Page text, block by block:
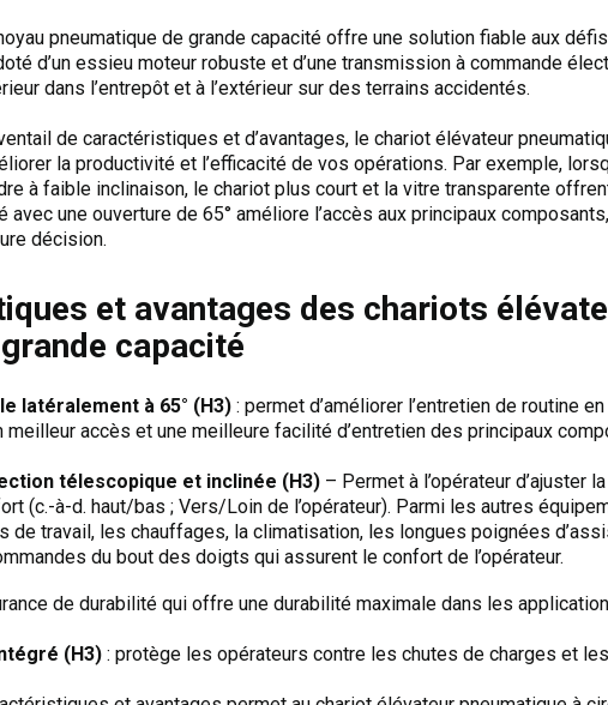
pneumatique de grande capacité offre une solution fiable aux
d’un essieu moteur robuste et d’une transmission à commande
dans l’entrepôt et à l’extérieur sur des terrains accidentés.
de caractéristiques et d’avantages, le chariot élévateur
la productivité et l’efficacité de vos opérations. Par exemple,
à faible inclinaison, le chariot plus court et la vitre transparente
avec une ouverture de 65° améliore l’accès aux principaux
décision.
et avantages des chariots
capacité
latéralement à 65° (H3) : permet d’améliorer l’entretien de routine
meilleur accès et une meilleure facilité d’entretien des principaux
télescopique et inclinée (H3) – Permet à l’opérateur d’ajuster
(c.-à-d. haut/bas ; Vers/Loin de l’opérateur). Parmi les autres
de travail, les chauffages, la climatisation, les longues poignées
du bout des doigts qui assurent le confort de l’opérateur.
de durabilité qui offre une durabilité maximale dans les
(H3) : protège les opérateurs contre les chutes de charges et